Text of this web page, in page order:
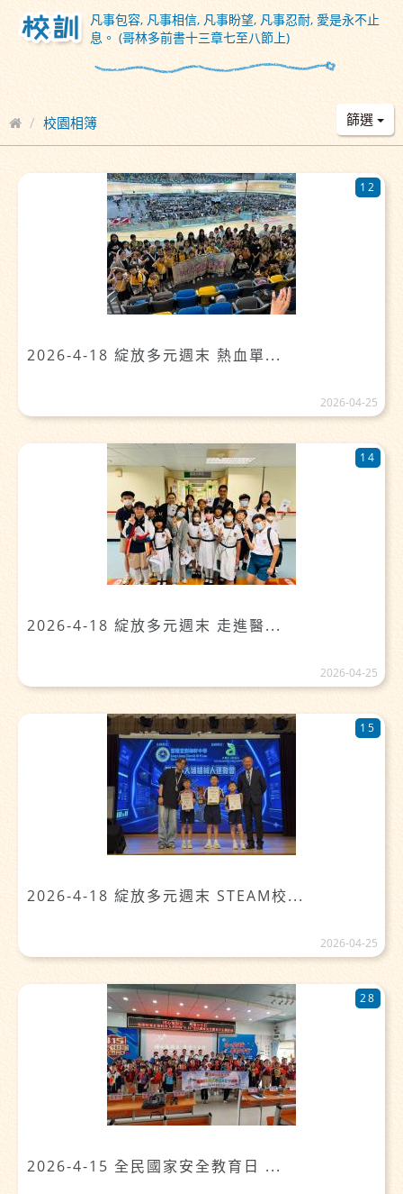
凡事包容, 凡事相信, 凡事盼望, 凡事忍耐, 愛是永不止
息。 (哥林多前書十三章七至八節上)
校園相簿 篩選
2026-4-18 綻放多元週末 熱血單...
12
2026-04-25
2026-4-18 綻放多元週末 走進醫...
14
2026-04-25
2026-4-18 綻放多元週末 STEAM校...
15
2026-04-25
2026-4-15 全民國家安全教育日 ...
28